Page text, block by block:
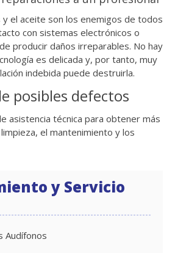
el aceite son los enemigos de todos
con sistemas electrónicos o
producir daños irreparables. No hay
es delicada y, por tanto, muy
indebida puede destruirla.
posibles defectos
asistencia técnica para obtener más
el mantenimiento y los
y Servicio
Audífonos